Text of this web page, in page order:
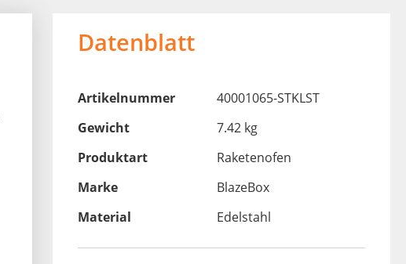
Datenblatt
Artikelnummer
40001065-STKLST
Gewicht
7.42 kg
Produktart
Raketenofen
Marke
BlazeBox
Material
Edelstahl